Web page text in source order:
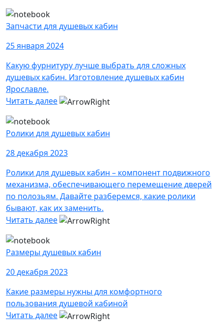
Запчасти для душевых кабин
25 января 2024
Какую фурнитуру лучше выбрать для сложных
душевых кабин. Изготовление душевых кабин
Ярославле.
Читать далее
Ролики для душевых кабин
28 декабря 2023
Ролики для душевых кабин – компонент подвижного
механизма, обеспечивающего перемещение дверей
по полозьям. Давайте разберемся, какие ролики
бывают, как их заменить.
Читать далее
Размеры душевых кабин
20 декабря 2023
Какие размеры нужны для комфортного
пользования душевой кабиной
Читать далее